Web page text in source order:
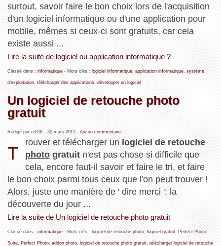
surtout, savoir faire le bon choix lors de l'acquisition
d'un logiciel informatique ou d'une application pour
mobile, mêmes si ceux-ci sont gratuits, car cela
existe aussi ...
Lire la suite de logiciel ou application informatique ?
Classé dans : informatique- Mots clés : logiciel informatique, application informatique, système
d'exploitation, télécharger des applications, développer un logiciel
Un logiciel de retouche photo
gratuit
Rédigé par refOK - 30 mars 2015- Aucun commentaire
T
rouver et télécharger un logiciel de retouche
photo gratuit n'est pas chose si difficile que
cela, encore faut-il savoir et faire le tri, et faire
le bon choix parmi tous ceux que l'on peut trouver !
Alors, juste une manière de ' dire merci ': la
découverte du jour ...
Lire la suite de Un logiciel de retouche photo gratuit
Classé dans : informatique- Mots clés : logiciel de retouche photo, logiciel gratuit, Perfect Photo
Suite, Perfect Photo, addon photo, logiciel de retouche photo gratuit, télécharger logiciel de retouche